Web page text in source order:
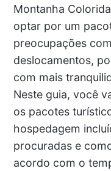
Montanha
optar por um
preocupações
deslocamentos,
com mais
Neste guia, você
os pacotes
hospedagem
procuradas e
acordo com o